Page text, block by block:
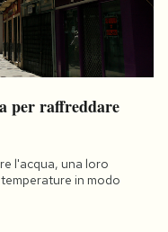
per raffreddare
l'acqua, una loro
in modo